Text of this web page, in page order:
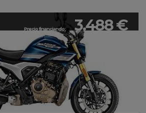
Precio financiando: 3.488 €